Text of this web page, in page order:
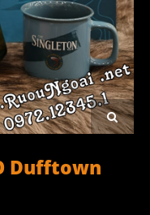
Dufftown